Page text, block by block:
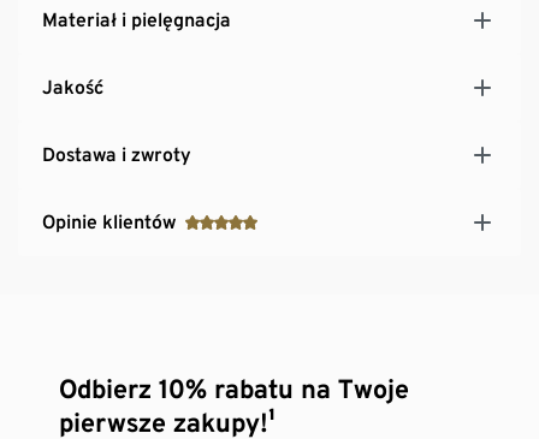
Materiał i pielęgnacja
Jakość
Dostawa i zwroty
Opinie klientów
Odbierz 10% rabatu na Twoje
pierwsze zakupy!¹